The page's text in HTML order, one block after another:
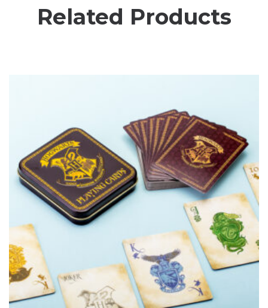
Related Products